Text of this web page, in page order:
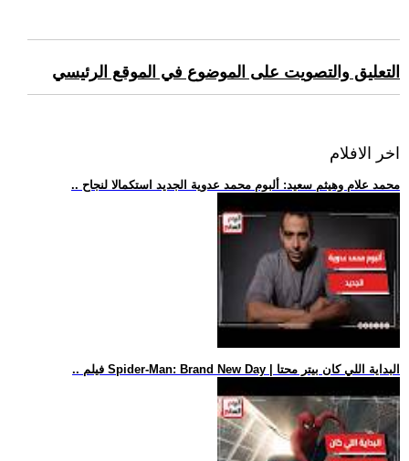
التعليق والتصويت على الموضوع في الموقع الرئيسي
اخر الافلام
.. محمد علام وهيثم سعيد: ألبوم محمد عدوية الجديد استكمالا لنجاح
.. فيلم Spider-Man: Brand New Day | البداية اللي كان بيتر محتا